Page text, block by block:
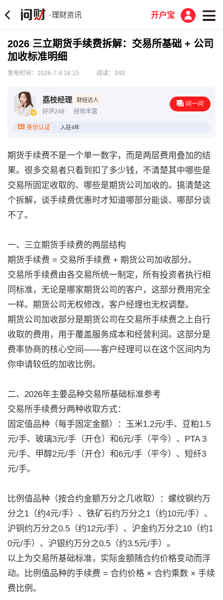
·理财资讯 开户宝
2026 三立期货手续费拆解：交易所基础 + 公司
加收标准明细
发布时间：2026-7-8 16:15 阅读：340
荔枝经理 财经达人
好评248 经验丰富
问一问
身份认证 入驻4年
期货手续费不是一个单一数字，而是两层费用叠加的结
果。很多交易者只看到扣了多少钱，不清楚其中哪些是
交易所固定收取的、哪些是期货公司加收的。搞清楚这
个拆解，谈手续费优惠时才知道哪部分能谈、哪部分谈
不了。
一、三立期货手续费的两层结构
期货手续费 = 交易所手续费 + 期货公司加收部分。
交易所手续费由各交易所统一制定，所有投资者执行相
同标准，无论是哪家期货公司的客户，这部分费用完全
一样。期货公司无权修改，客户经理也无权调整。
期货公司加收部分是期货公司在交易所手续费之上自行
收取的费用，用于覆盖服务成本和经营利润。这部分是
费率协商的核心空间——客户经理可以在这个区间内为
你申请较低的加收比例。
二、2026年主要品种交易所基础标准参考
交易所手续费分两种收取方式：
固定值品种（每手固定金额）：玉米1.2元/手、豆粕1.5
元/手、玻璃3元/手（开仓）和6元/手（平今）、PTA 3
元/手、甲醇2元/手（开仓）和6元/手（平今）、短纤3
元/手。
比例值品种（按合约金额万分之几收取）：螺纹钢约万
分之1（约4元/手）、铁矿石约万分之1（约10元/手）、
沪铜约万分之0.5（约12元/手）、沪金约万分之10（约1
0元/手）、沪银约万分之0.5（约3.5元/手）。
以上为交易所基础标准，实际金额随合约价格变动而浮
动。比例值品种的手续费 = 合约价格 × 合约乘数 × 手续
费比例。